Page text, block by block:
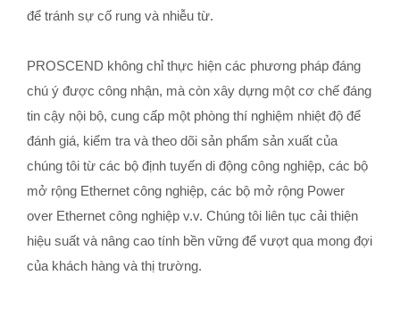
để tránh sự cố rung và nhiễu từ.
PROSCEND không chỉ thực hiện các phương pháp đáng
chú ý được công nhận, mà còn xây dựng một cơ chế đáng
tin cậy nội bộ, cung cấp một phòng thí nghiệm nhiệt độ để
đánh giá, kiểm tra và theo dõi sản phẩm sản xuất của
chúng tôi từ các bộ định tuyến di động công nghiệp, các bộ
mở rộng Ethernet công nghiệp, các bộ mở rộng Power
over Ethernet công nghiệp v.v. Chúng tôi liên tục cải thiện
hiệu suất và nâng cao tính bền vững để vượt qua mong đợi
của khách hàng và thị trường.